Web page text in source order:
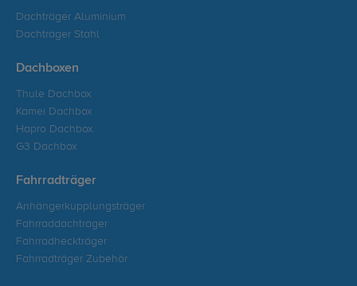
Dachträger Aluminium
Dachträger Stahl
Dachboxen
Thule Dachbox
Kamei Dachbox
Hapro Dachbox
G3 Dachbox
Fahrradträger
Anhängerkupplungsträger
Fahrraddachträger
Fahrradheckträger
Fahrradträger Zubehör